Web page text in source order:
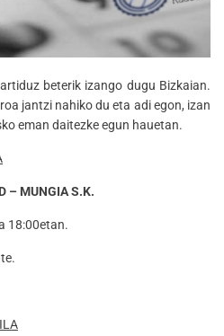
beterik izango dugu Bizkaian.
jantzi nahiko du eta adi egon, izan
eman daitezke egun hauetan.
– MUNGIA S.K.
18:00etan.